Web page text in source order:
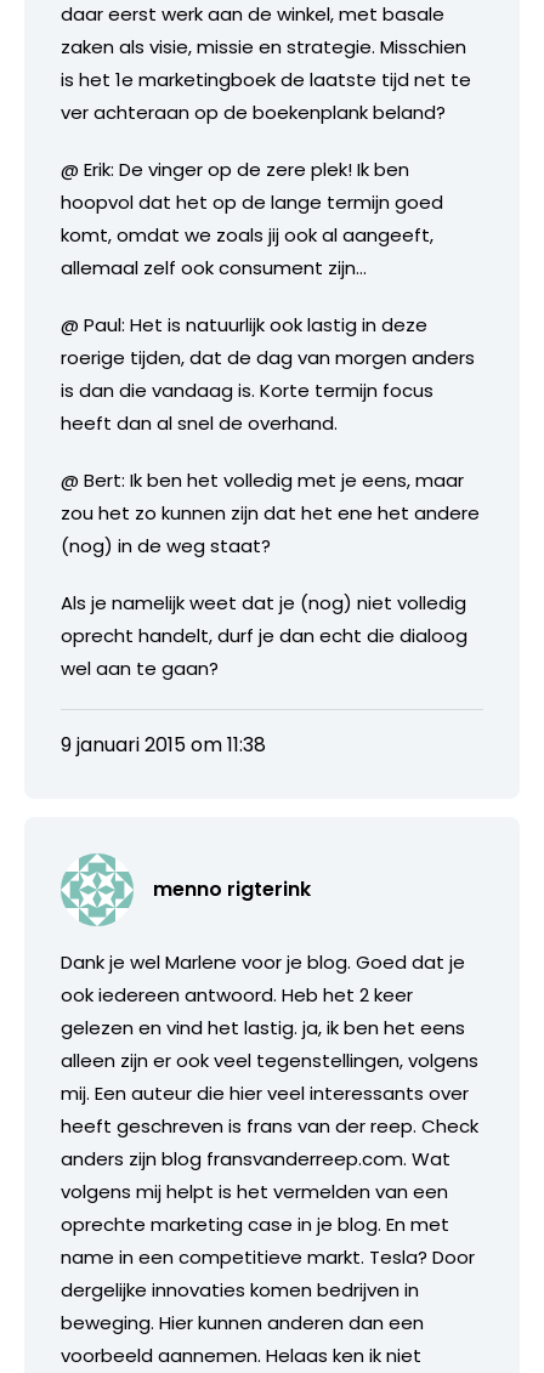
daar eerst werk aan de winkel, met basale
zaken als visie, missie en strategie. Misschien
is het 1e marketingboek de laatste tijd net te
ver achteraan op de boekenplank beland?
@ Erik: De vinger op de zere plek! Ik ben
hoopvol dat het op de lange termijn goed
komt, omdat we zoals jij ook al aangeeft,
allemaal zelf ook consument zijn…
@ Paul: Het is natuurlijk ook lastig in deze
roerige tijden, dat de dag van morgen anders
is dan die vandaag is. Korte termijn focus
heeft dan al snel de overhand.
@ Bert: Ik ben het volledig met je eens, maar
zou het zo kunnen zijn dat het ene het andere
(nog) in de weg staat?
Als je namelijk weet dat je (nog) niet volledig
oprecht handelt, durf je dan echt die dialoog
wel aan te gaan?
9 januari 2015 om 11:38
menno rigterink
Dank je wel Marlene voor je blog. Goed dat je
ook iedereen antwoord. Heb het 2 keer
gelezen en vind het lastig. ja, ik ben het eens
alleen zijn er ook veel tegenstellingen, volgens
mij. Een auteur die hier veel interessants over
heeft geschreven is frans van der reep. Check
anders zijn blog fransvanderreep.com. Wat
volgens mij helpt is het vermelden van een
oprechte marketing case in je blog. En met
name in een competitieve markt. Tesla? Door
dergelijke innovaties komen bedrijven in
beweging. Hier kunnen anderen dan een
voorbeeld aannemen. Helaas ken ik niet